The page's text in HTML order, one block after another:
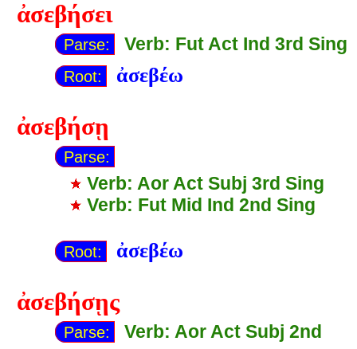
ἀσεβήσει
Parse: Verb: Fut Act Ind 3rd Sing
Root: ἀσεβέω
ἀσεβήσῃ
Parse:
Verb: Aor Act Subj 3rd Sing
Verb: Fut Mid Ind 2nd Sing
Root: ἀσεβέω
ἀσεβήσῃς
Parse:
Verb: Aor Act Subj 2nd